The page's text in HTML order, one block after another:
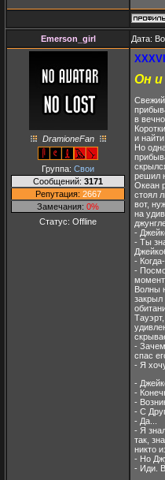
Emerson_girl Дата:
DramioneFan
Группа: Свои
Сообщений: 3171
Репутация: 2667
Замечания: 0%
Статус: Offline
Он и
Свежий
в
и
Но
решил
Океан
стоял
вот,
на
-
- Ты
-
-
момент
Волны
закрыл
-
спас
- Я
-
-
-
- С
- Да...
- Я
так,
никто
- Но
- Иди. В